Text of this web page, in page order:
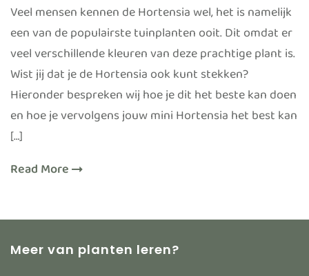
Veel mensen kennen de Hortensia wel, het is namelijk
een van de populairste tuinplanten ooit. Dit omdat er
veel verschillende kleuren van deze prachtige plant is.
Wist jij dat je de Hortensia ook kunt stekken?
Hieronder bespreken wij hoe je dit het beste kan doen
en hoe je vervolgens jouw mini Hortensia het best kan
[…]
Read More
Meer van planten leren?